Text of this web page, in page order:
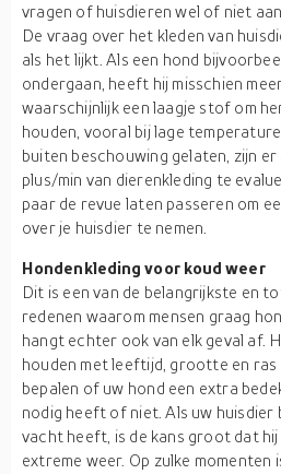
vragen of huisdieren wel of niet
De vraag over het kleden van
als het lijkt. Als een hond
ondergaan, heeft hij misschien
waarschijnlijk een laagje stof om
houden, vooral bij lage
buiten beschouwing gelaten, zijn
plus/min van dierenkleding te
paar de revue laten passeren om
over je huisdier te nemen.
Hondenkleding voor koud weer
Dit is een van de belangrijkste en
redenen waarom mensen graag
hangt echter ook van elk geval af.
houden met leeftijd, grootte en ras
bepalen of uw hond een extra
nodig heeft of niet. Als uw huisdier
vacht heeft, is de kans groot dat
extreme weer. Op zulke momenten